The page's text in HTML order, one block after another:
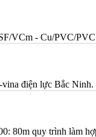
VCm - Cu/PVC/
điện lực Bắc
80m quy trình làm